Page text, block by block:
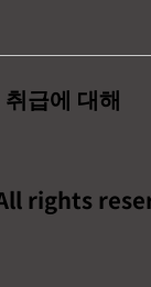
급에 대해
rights